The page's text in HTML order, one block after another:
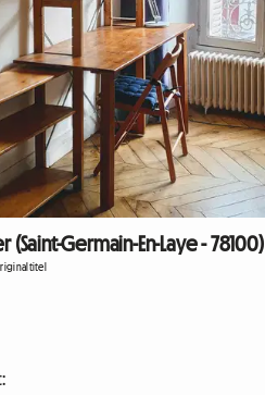
(Saint-Germain-En-Laye - 78100)